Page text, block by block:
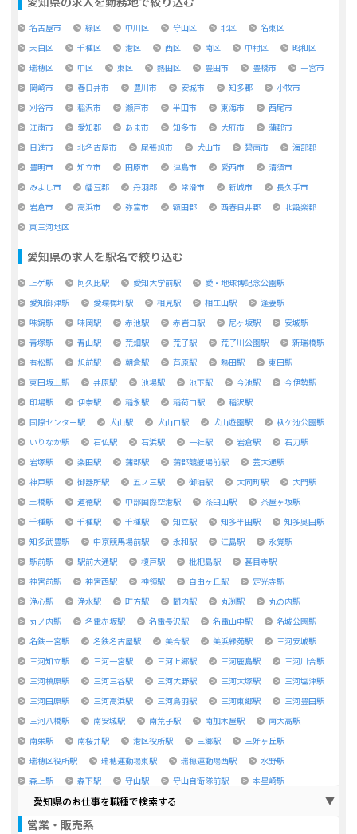
名古屋市 緑区 中川区 守山区 北区
名東区
天白区
千種区 港区 西区 南区 中村区
昭和区
瑞穂区
中区 東区 熱田区 豊田市 豊橋市
一宮市
岡崎市
春日井市 豊川市 安城市 知多郡
小牧市
刈谷市
稲沢市 瀬戸市 半田市 東海市
西尾市
江南市
愛知郡 あま市 知多市 大府市
蒲郡市
日進市
北名古屋市 尾張旭市 犬山市 碧南市
海部郡
豊明市
知立市 田原市 津島市 愛西市
清須市
みよし市
幡豆郡 丹羽郡 常滑市 新城市
長久手市
岩倉市
高浜市 弥富市 額田郡 西春日井郡
北設楽郡
東三河地区
愛知県の求人を駅名で絞り込む
上ゲ駅 阿久比駅 愛知大学前駅
愛・地球博記念公園駅
愛知御津駅
愛環梅坪駅 相見駅 相生山駅
逢妻駅
味鋺駅
味岡駅 赤池駅 赤岩口駅 尼ヶ坂駅
安城駅
青塚駅
青山駅 荒畑駅 荒子駅 荒子川公園駅
新瑞橋駅
有松駅
旭前駅 朝倉駅 芦原駅 熱田駅
東田駅
東田坂上駅
井原駅 池場駅 池下駅 今池駅
今伊勢駅
印場駅
伊奈駅 稲永駅 稲荷口駅
稲沢駅
国際センター駅
犬山駅 犬山口駅 犬山遊園駅
杁ケ池公園駅
いりなか駅
石仏駅 石浜駅 一社駅 岩倉駅
石刀駅
岩塚駅
楽田駅 蒲郡駅 蒲郡競艇場前駅
芸大通駅
神戸駅
御器所駅 五ノ三駅 御油駅 大同町駅
大門駅
土橋駅
道徳駅 中部国際空港駅 茶臼山駅
茶屋ヶ坂駅
千種駅
千種駅 千種駅 知立駅 知多半田駅
知多奥田駅
知多武豊駅
中京競馬場前駅 永和駅 江島駅
永覚駅
駅前駅
駅前大通駅 榎戸駅 枇杷島駅
甚目寺駅
神宮前駅
神宮西駅 神領駅 自由ヶ丘駅
定光寺駅
浄心駅
浄水駅 町方駅 間内駅 丸渕駅
丸の内駅
丸ノ内駅
名電赤坂駅 名電長沢駅 名電山中駅
名城公園駅
名鉄一宮駅
名鉄名古屋駅 美合駅 美浜緑苑駅
三河安城駅
三河知立駅
三河一宮駅 三河上郷駅 三河鹿島駅
三河川合駅
三河槙原駅
三河三谷駅 三河大野駅 三河大塚駅
三河塩津駅
三河田原駅
三河高浜駅 三河鳥羽駅 三河東郷駅
三河豊田駅
三河八橋駅
南安城駅 南荒子駅 南加木屋駅
南大高駅
南栄駅
南桜井駅 港区役所駅 三郷駅
三好ヶ丘駅
瑞穂区役所駅
瑞穂運動場東駅 瑞穂運動場西駅
水野駅
森上駅
森下駅 守山駅 守山自衛隊前駅 本星崎駅
愛知県のお仕事を職種で検索する
営業・販売系